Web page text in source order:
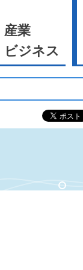
産業
ビジネス